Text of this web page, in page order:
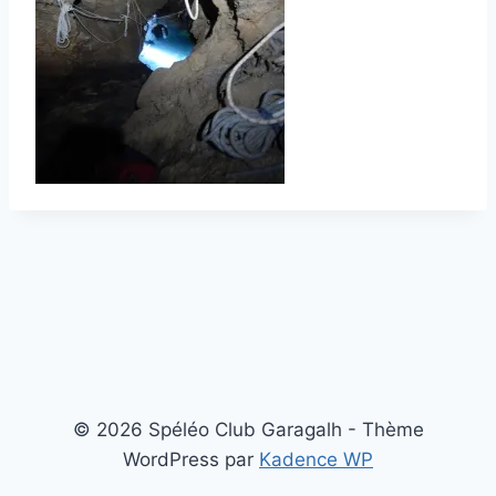
© 2026 Spéléo Club Garagalh - Thème
WordPress par Kadence WP